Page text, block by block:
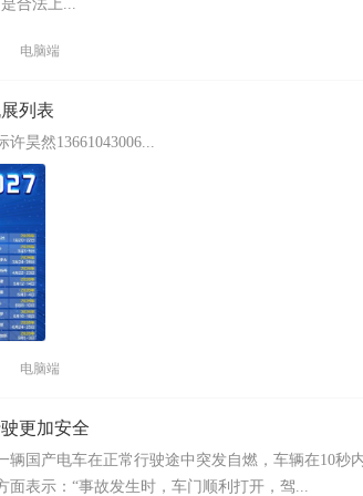
合法上...
电脑端
列表
昊然13661043006...
电脑端
更加安全
辆国产电车在正常行驶途中突发自燃，车辆在10秒
面表示：“事故发生时，车门顺利打开，驾...